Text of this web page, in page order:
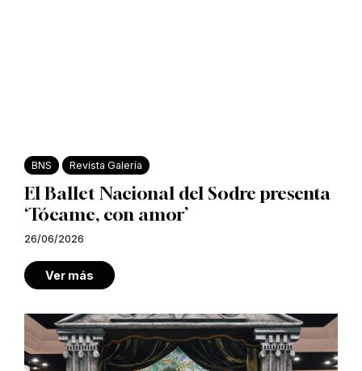
BNS Revista Galería
El Ballet Nacional del Sodre presenta
‘Tócame, con amor’
26/06/2026
Ver más